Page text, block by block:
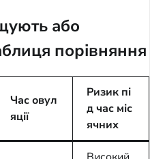
або
порівняння
Час овул
яції
Ризик пі
д час міс
ячних